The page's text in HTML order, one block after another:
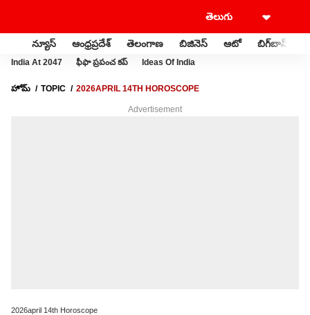
న్యూస్ ఆంధ్రప్రదేశ్ తెలంగాణ బిజినెస్ ఆటో బిగ్‌బాస్
India At 2047 ఫీఫా ప్రపంచ కప్ Ideas Of India
హోమ్ TOPIC 2026APRIL 14TH HOROSCOPE
Advertisement
2026april 14th Horoscope